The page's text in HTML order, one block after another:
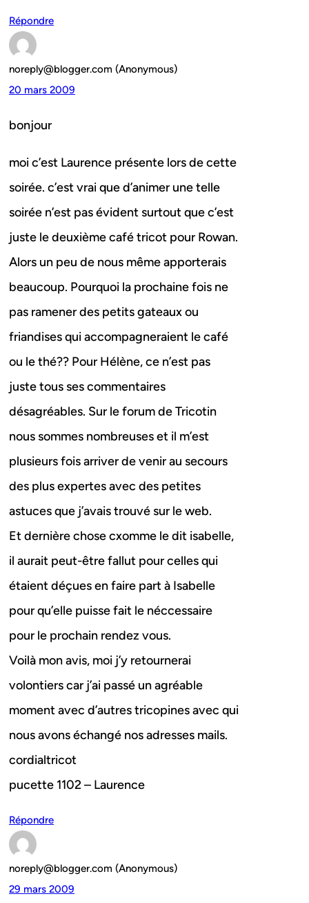
Répondre
noreply@blogger.com (Anonymous)
20 mars 2009
bonjour
moi c’est Laurence présente lors de cette
soirée. c’est vrai que d’animer une telle
soirée n’est pas évident surtout que c’est
juste le deuxième café tricot pour Rowan.
Alors un peu de nous même apporterais
beaucoup. Pourquoi la prochaine fois ne
pas ramener des petits gateaux ou
friandises qui accompagneraient le café
ou le thé?? Pour Hélène, ce n’est pas
juste tous ses commentaires
désagréables. Sur le forum de Tricotin
nous sommes nombreuses et il m’est
plusieurs fois arriver de venir au secours
des plus expertes avec des petites
astuces que j’avais trouvé sur le web.
Et dernière chose cxomme le dit isabelle,
il aurait peut-être fallut pour celles qui
étaient déçues en faire part à Isabelle
pour qu’elle puisse fait le néccessaire
pour le prochain rendez vous.
Voilà mon avis, moi j’y retournerai
volontiers car j’ai passé un agréable
moment avec d’autres tricopines avec qui
nous avons échangé nos adresses mails.
cordialtricot
pucette 1102 – Laurence
Répondre
noreply@blogger.com (Anonymous)
29 mars 2009